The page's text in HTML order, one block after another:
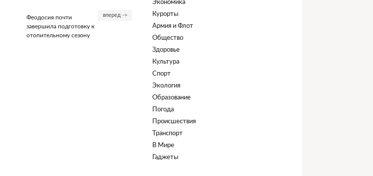
вперед ->
Феодосия почти
завершила подготовку к
отопительному сезону
Экономика
Курорты
Армия и Флот
Общество
Здоровье
Культура
Спорт
Экология
Образование
Погода
Происшествия
Транспорт
В Мире
Гаджеты